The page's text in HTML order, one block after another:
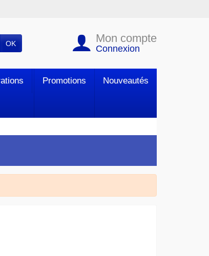
OK Mon compte
Connexion
Promotions Nouveautés